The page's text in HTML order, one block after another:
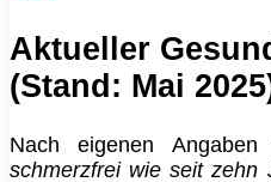
Aktueller
(Stand: Mai
Nach eigenen
schmerzfrei wie seit zehn